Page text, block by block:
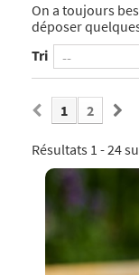
On a toujours
déposer
Tri
1 2
Résultats 1 - 24